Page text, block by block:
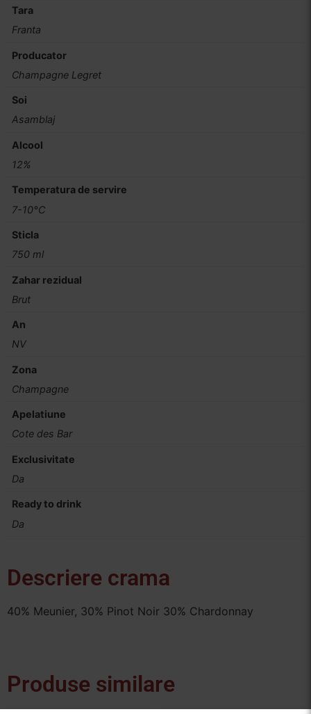
Tara
Franta
Producator
Champagne Legret
Soi
Asamblaj
Alcool
12%
Temperatura de servire
7-10°C
Sticla
750 ml
Zahar rezidual
Brut
An
NV
Zona
Champagne
Apelatiune
Cote des Bar
Exclusivitate
Da
Ready to drink
Da
Descriere crama
40% Meunier, 30% Pinot Noir 30% Chardonnay
Produse similare